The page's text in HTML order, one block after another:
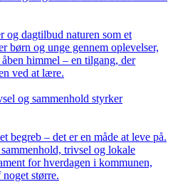
og dagtilbud naturen som et
børn og unge gennem oplevelser,
himmel – en tilgang, der
ved at lære.
og sammenhold styrker
begreb – det er en måde at leve på.
trivsel og lokale
for hverdagen i kommunen,
større.